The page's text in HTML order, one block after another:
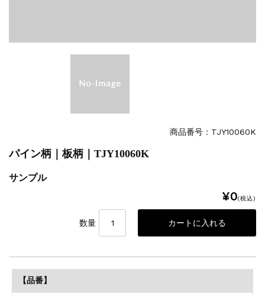
商品番号：TJY10060K
パイン柄｜板柄｜TJY10060K
サンプル
¥0(税込)
数量
【品番】